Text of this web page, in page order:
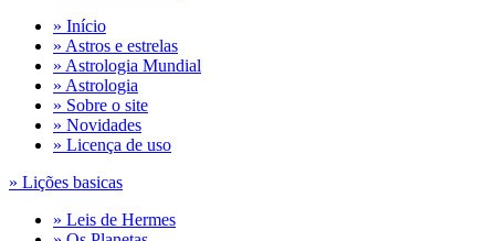
» Início
» Astros e estrelas
» Astrologia Mundial
» Astrologia
» Sobre o site
» Novidades
» Licença de uso
» Lições basicas
» Leis de Hermes